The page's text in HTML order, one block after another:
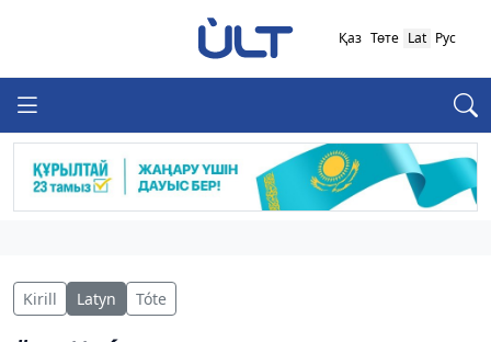
Қаз Төте Lat Рус
Kirill Latyn Tóte